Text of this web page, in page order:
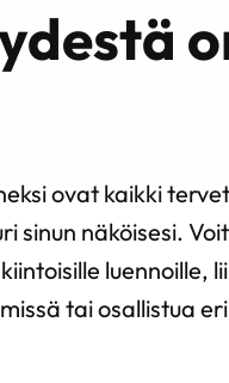
ovat kaikki
sinun näköisesi.
luennoille,
tai osallistua